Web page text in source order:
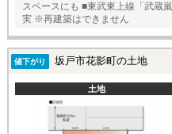
スペースにも ■東武東上線「武蔵
実 ※再建築はできません
値下がり 坂戸市花影町の土地
土地